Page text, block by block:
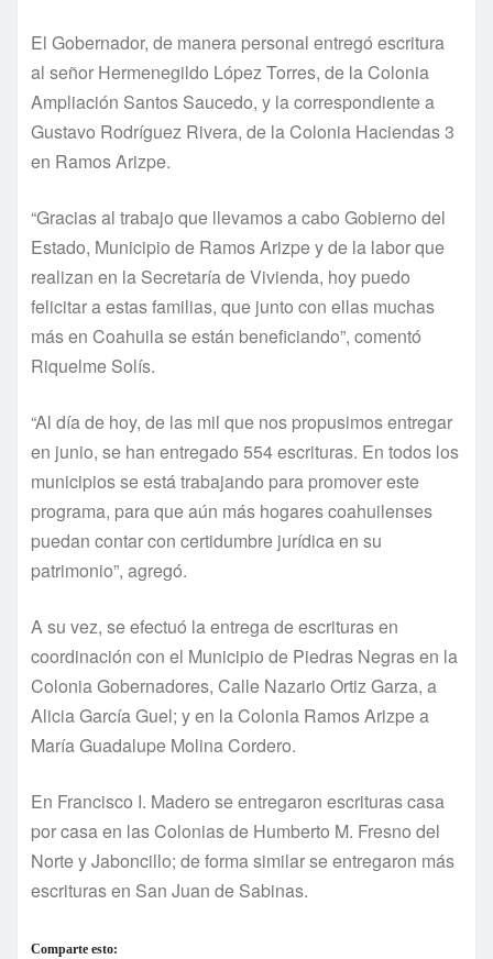
El Gobernador, de manera personal entregó escritura
al señor Hermenegildo López Torres, de la Colonia
Ampliación Santos Saucedo, y la correspondiente a
Gustavo Rodríguez Rivera, de la Colonia Haciendas 3
en Ramos Arizpe.
“Gracias al trabajo que llevamos a cabo Gobierno del
Estado, Municipio de Ramos Arizpe y de la labor que
realizan en la Secretaría de Vivienda, hoy puedo
felicitar a estas familias, que junto con ellas muchas
más en Coahuila se están beneficiando”, comentó
Riquelme Solís.
“Al día de hoy, de las mil que nos propusimos entregar
en junio, se han entregado 554 escrituras. En todos los
municipios se está trabajando para promover este
programa, para que aún más hogares coahuilenses
puedan contar con certidumbre jurídica en su
patrimonio”, agregó.
A su vez, se efectuó la entrega de escrituras en
coordinación con el Municipio de Piedras Negras en la
Colonia Gobernadores, Calle Nazario Ortiz Garza, a
Alicia García Guel; y en la Colonia Ramos Arizpe a
María Guadalupe Molina Cordero.
En Francisco I. Madero se entregaron escrituras casa
por casa en las Colonias de Humberto M. Fresno del
Norte y Jaboncillo; de forma similar se entregaron más
escrituras en San Juan de Sabinas.
Comparte esto: